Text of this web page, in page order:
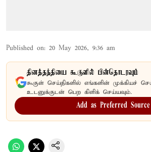
Published on: 20 May 2026, 9:36 am
தினத்தந்தியை கூகுளில் பின்தொடரவும்
கூகுள் செய்திகளில் எங்களின் முக்கியச்
உடனுக்குடன் பெற கிளிக் செய்யவும்.
Add as Preferred Source